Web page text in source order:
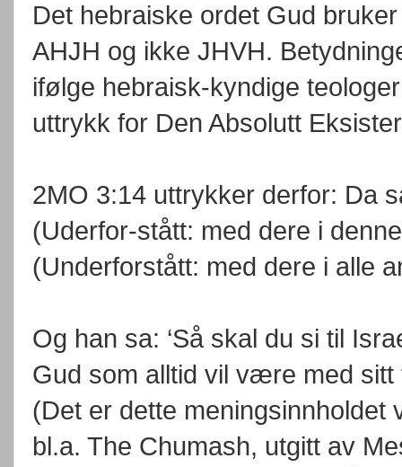
Det hebraiske ordet Gud
AHJH og ikke JHVH.
ifølge hebraisk-kyndige
uttrykk for Den Absolutt
2MO 3:14 uttrykker derfor: Da
(Uderfor-stått: med dere i
(Underforstått: med dere i alle
Og han sa: ‘Så skal du si til
Gud som alltid vil være med
(Det er dette meningsinnholdet
bl.a. The Chumash, utgitt av